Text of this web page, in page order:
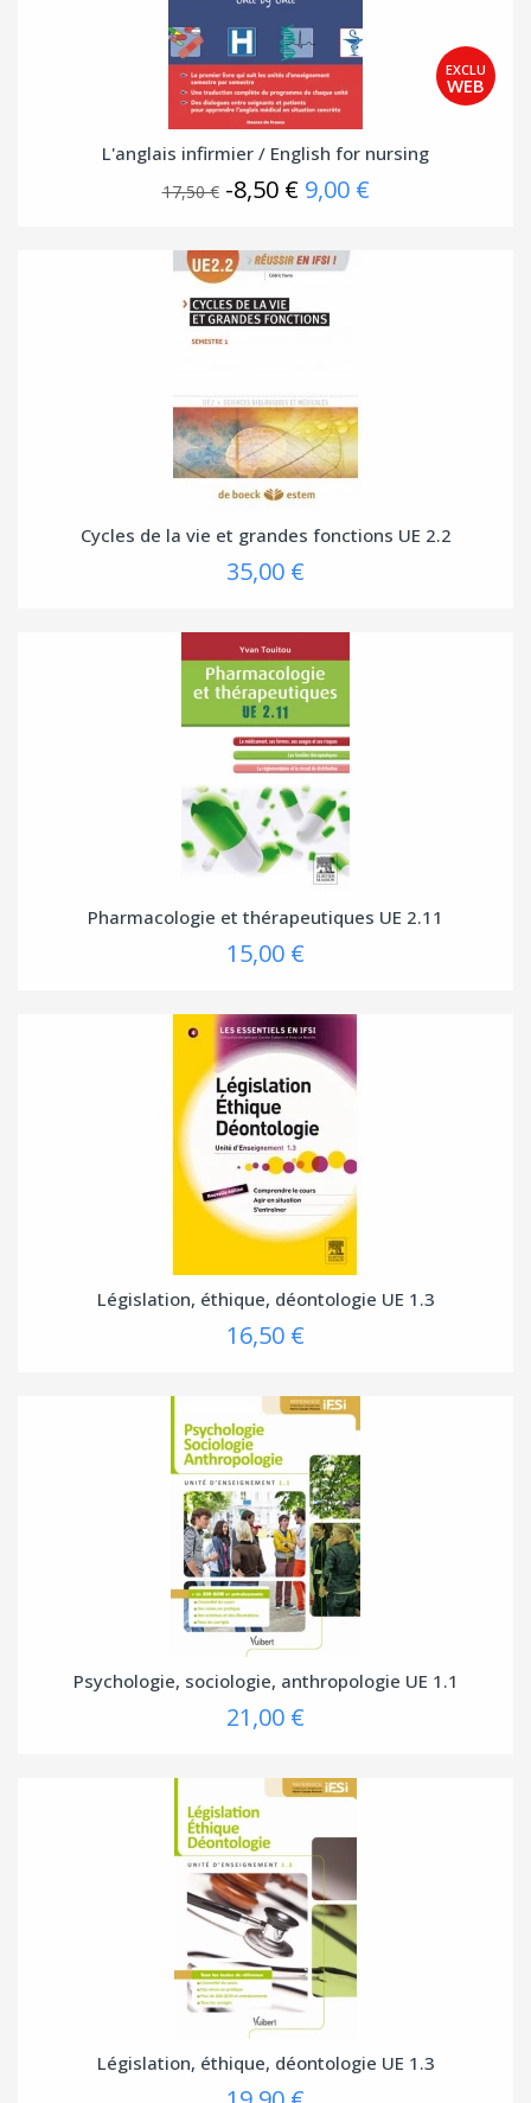
L'anglais infirmier / English for nursing
17,50 € -8,50 € 9,00 €
Cycles de la vie et grandes fonctions UE 2.2
35,00 €
Pharmacologie et thérapeutiques UE 2.11
15,00 €
Législation, éthique, déontologie UE 1.3
16,50 €
Psychologie, sociologie, anthropologie UE 1.1
21,00 €
Législation, éthique, déontologie UE 1.3